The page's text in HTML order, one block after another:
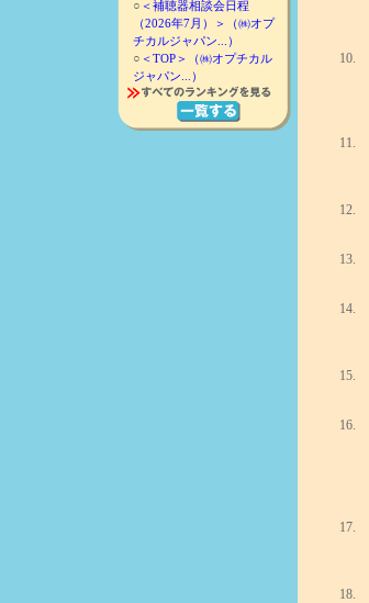
○ ＜補聴器相談会日程
（2026年7月）＞（㈱オプ
チカルジャパン...）
○ ＜TOP＞（㈱オプチカル
ジャパン...）
10.
11.
12.
13.
14.
15.
16.
17.
18.